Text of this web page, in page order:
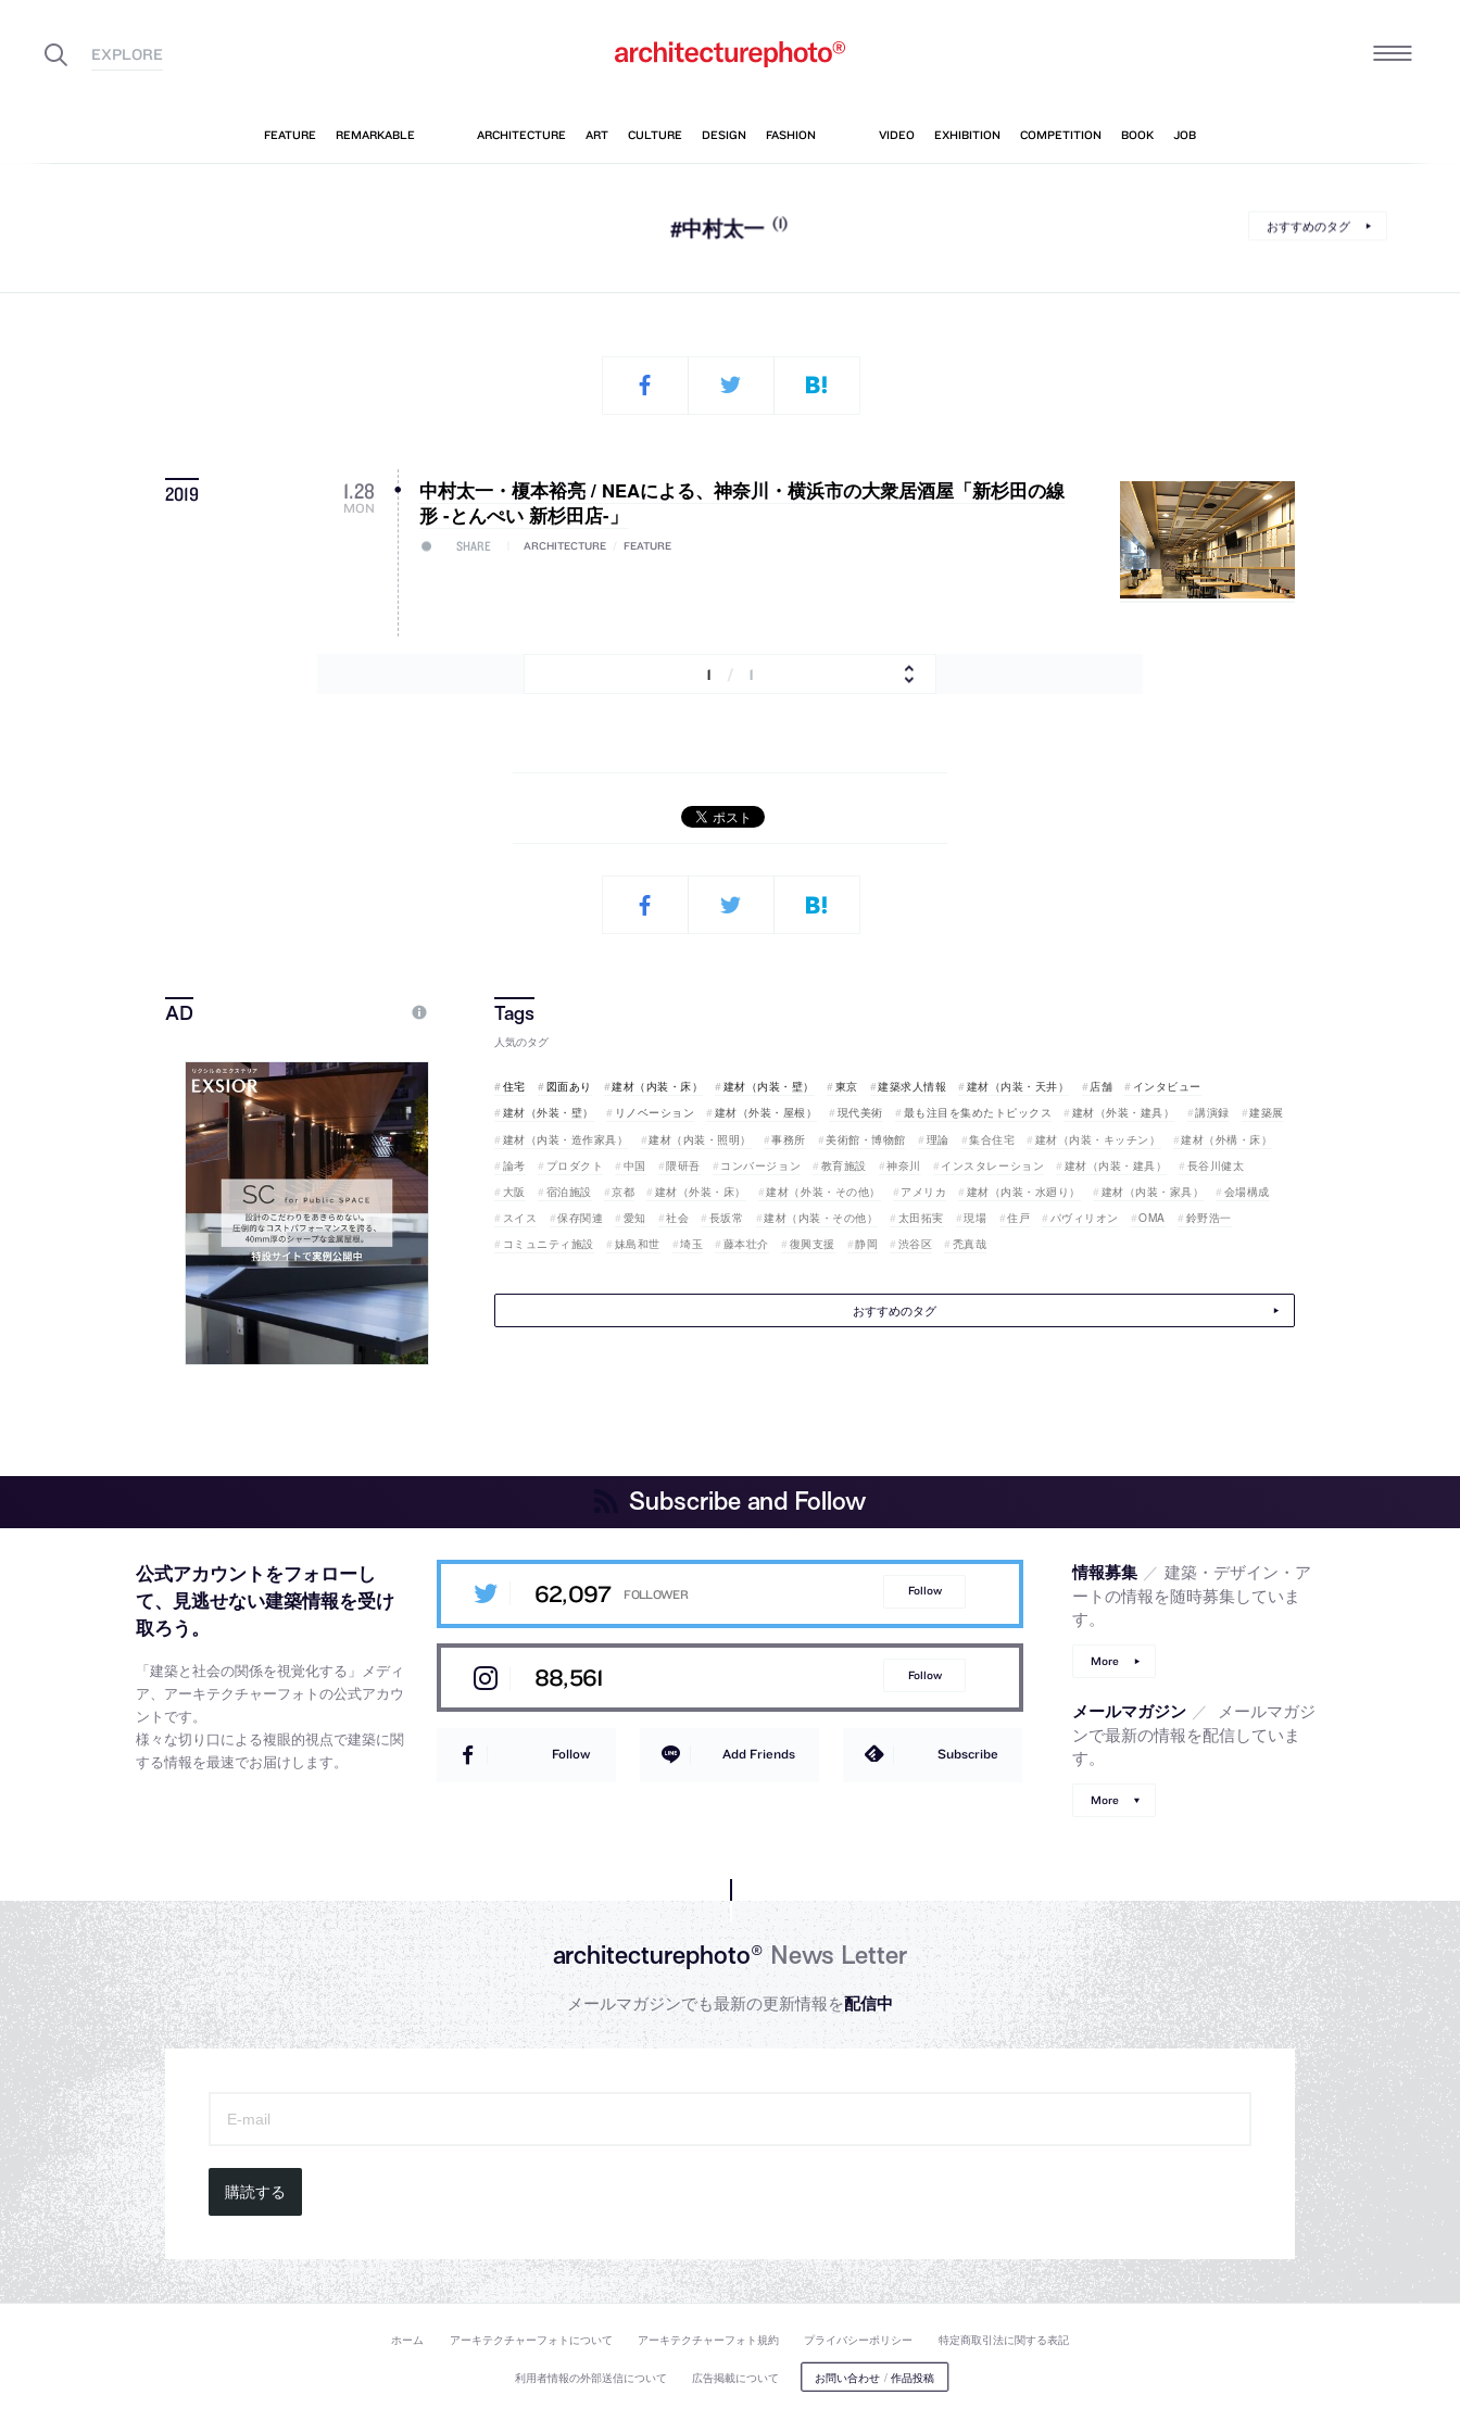
#中村太一 (1) おすすめのタグ
2019 1.28
MON
中村太一・榎本裕亮 / NEAによる、神奈川・横浜市の大衆居酒屋「新杉田の線
形 -とんぺい 新杉田店-」
SHARE ARCHITECTURE FEATURE
1 / 1
人気のタグ
住宅 図面あり 建材（内装・床） 建材（内装・壁） 東京 建築求人情報 建材（内装・天井） 店舗
インタビュー
建材（外装・壁）
リノベーション 建材（外装・屋根） 現代美術 最も注目を集めたトピックス 建材（外装・建具） 講演録
建築展
建材（内装・造作家具）
建材（内装・照明） 事務所 美術館・博物館 理論 集合住宅 建材（内装・キッチン）
建材（外構・床）
論考
プロダクト 中国 隈研吾 コンバージョン 教育施設 神奈川 インスタレーション 建材（内装・建具）
長谷川健太
大阪
宿泊施設 京都 建材（外装・床） 建材（外装・その他） アメリカ 建材（内装・水廻り） 建材（内装・家具）
会場構成
スイス
保存関連 愛知 社会 長坂常 建材（内装・その他） 太田拓実 現場 住戸 パヴィリオン OMA
鈴野浩一
コミュニティ施設
妹島和世 埼玉 藤本壮介 復興支援 静岡 渋谷区 禿真哉
おすすめのタグ
Subscribe and Follow
公式アカウントをフォローし
て、
見逃せない建築情報を受け
取ろう。
「建築と社会の関係を視覚化する」メディ
ア、アーキテクチャーフォトの公式アカウ
ントです。
様々な切り口による複眼的視点で建築に関
する情報を最速でお届けします。
62,097 Follow
88,561 Follow
Follow Add Friends Subscribe
情報募集 ／ 建築・デザイン・ア
ートの情報を随時募集していま
す。
More
メールマガジン ／
メールマガジ
ンで最新の情報を配信していま
す。
More
architecturephoto®News Letter
メールマガジンでも最新の更新情報を配信中
購読する
ホーム アーキテクチャーフォトについて アーキテクチャーフォト規約 プライバシーポリシー 特定商取引法に関する表記
利用者情報の外部送信について 広告掲載について お問い合わせ / 作品投稿